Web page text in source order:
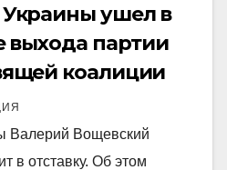
ушел в
выхода партии
коалиции
Валерий Вощевский
в отставку. Об этом